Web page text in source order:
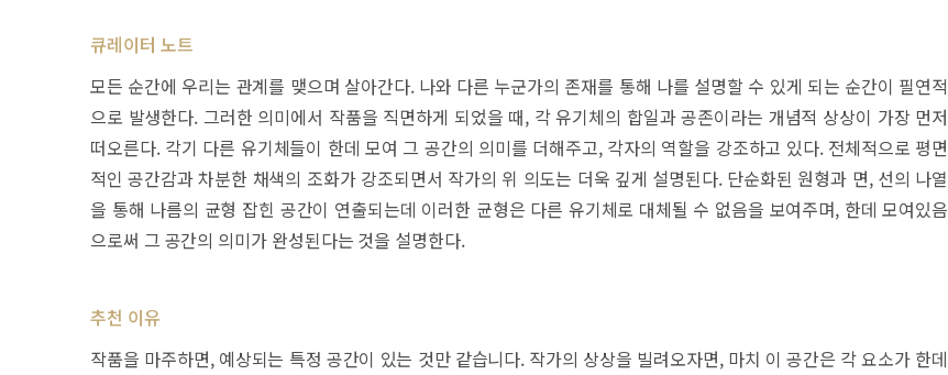
큐레이터 노트
모든 순간에 우리는 관계를 맺으며 살아간다. 나와 다른 누군가의 존재를 통해 나를 설명할 수 있게 되는 순간이 필연적
으로 발생한다. 그러한 의미에서 작품을 직면하게 되었을 때, 각 유기체의 합일과 공존이라는 개념적 상상이 가장 먼저
떠오른다. 각기 다른 유기체들이 한데 모여 그 공간의 의미를 더해주고, 각자의 역할을 강조하고 있다. 전체적으로 평면
적인 공간감과 차분한 채색의 조화가 강조되면서 작가의 위 의도는 더욱 깊게 설명된다. 단순화된 원형과 면, 선의 나열
을 통해 나름의 균형 잡힌 공간이 연출되는데 이러한 균형은 다른 유기체로 대체될 수 없음을 보여주며, 한데 모여있음
으로써 그 공간의 의미가 완성된다는 것을 설명한다.
추천 이유
작품을 마주하면, 예상되는 특정 공간이 있는 것만 같습니다. 작가의 상상을 빌려오자면, 마치 이 공간은 각 요소가 한데